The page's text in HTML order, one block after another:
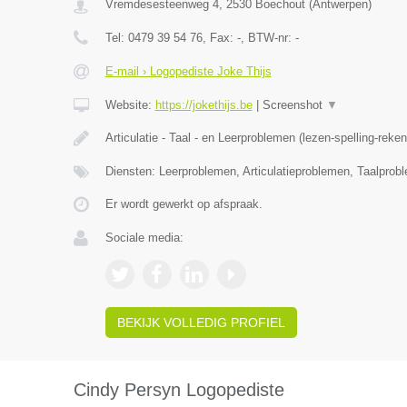
Vremdesesteenweg 4, 2530 Boechout(Antwerpen)
Tel: 0479 39 54 76, Fax: -, BTW-nr: -
E-mail › Logopediste Joke Thijs
Website: https://jokethijs.be| Screenshot ▼
Articulatie - Taal - en Leerproblemen (lezen-spelling-
Diensten: Leerproblemen, Articulatieproblemen,
Er wordt gewerkt op afspraak.
Sociale media:
BEKIJK VOLLEDIG PROFIEL
Cindy Persyn Logopediste